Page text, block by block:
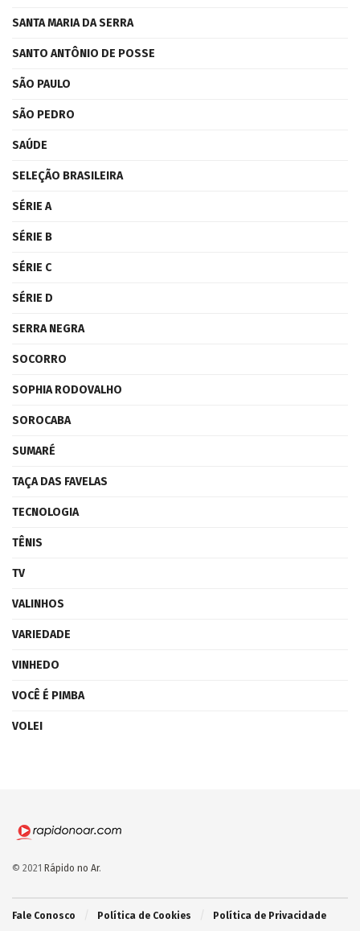
SANTA MARIA DA SERRA
SANTO ANTÔNIO DE POSSE
SÃO PAULO
SÃO PEDRO
SAÚDE
SELEÇÃO BRASILEIRA
SÉRIE A
SÉRIE B
SÉRIE C
SÉRIE D
SERRA NEGRA
SOCORRO
SOPHIA RODOVALHO
SOROCABA
SUMARÉ
TAÇA DAS FAVELAS
TECNOLOGIA
TÊNIS
TV
VALINHOS
VARIEDADE
VINHEDO
VOCÊ É PIMBA
VOLEI
© 2021 Rápido no Ar.
Fale Conosco Política de Cookies Política de Privacidade